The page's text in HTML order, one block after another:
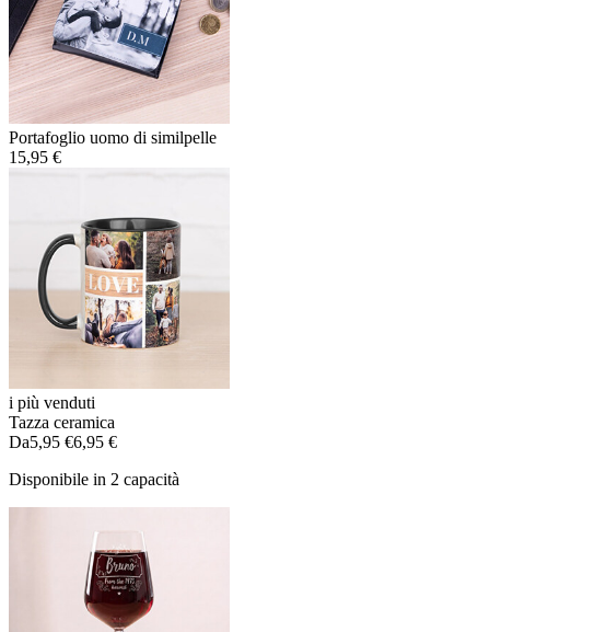
Portafoglio uomo di similpelle
15,95 €
i più venduti
Tazza ceramica
Da5,95 €6,95 €
Disponibile in 2 capacità